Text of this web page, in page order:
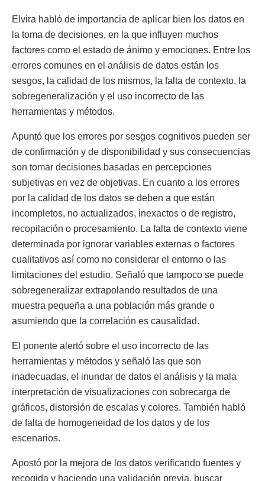
Elvira habló de importancia de aplicar bien los datos en
la toma de decisiones, en la que influyen muchos
factores como el estado de ánimo y emociones. Entre los
errores comunes en el análisis de datos están los
sesgos, la calidad de los mismos, la falta de contexto, la
sobregeneralización y el uso incorrecto de las
herramientas y métodos.
Apuntó que los errores por sesgos cognitivos pueden ser
de confirmación y de disponibilidad y sus consecuencias
son tomar decisiones basadas en percepciones
subjetivas en vez de objetivas. En cuanto a los errores
por la calidad de los datos se deben a que están
incompletos, no actualizados, inexactos o de registro,
recopilación o procesamiento. La falta de contexto viene
determinada por ignorar variables externas o factores
cualitativos así como no considerar el entorno o las
limitaciones del estudio. Señaló que tampoco se puede
sobregeneralizar extrapolando resultados de una
muestra pequeña a una población más grande o
asumiendo que la correlación es causalidad.
El ponente alertó sobre el uso incorrecto de las
herramientas y métodos y señaló las que son
inadecuadas, el inundar de datos el análisis y la mala
interpretación de visualizaciones con sobrecarga de
gráficos, distorsión de escalas y colores. También habló
de falta de homogeneidad de los datos y de los
escenarios.
Apostó por la mejora de los datos verificando fuentes y
recogida y haciendo una validación previa, buscar